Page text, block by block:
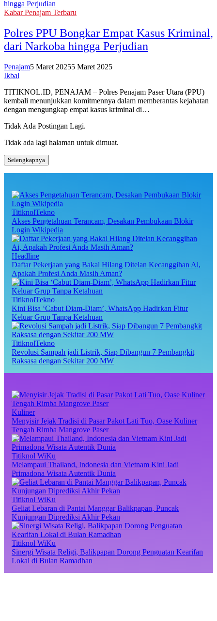
Kabar Penajam Terbaru
Polres PPU Bongkar Empat Kasus Kriminal,
dari Narkoba hingga Perjudian
Penajam5 Maret 20255 Maret 2025
Ikbal
TITIKNOL.ID, PENAJAM – Polres Penajam Paser Utara (PPU)
kembali menunjukkan komitmennya dalam memberantas kejahatan
dengan mengungkap empat kasus kriminal di…
Tidak Ada Postingan Lagi.
Tidak ada lagi halaman untuk dimuat.
Selengkapnya
TitiknolTekno
Akses Pengetahuan Terancam, Desakan Pembukaan Blokir
Login Wikipedia
Headline
Daftar Pekerjaan yang Bakal Hilang Ditelan Kecanggihan Ai,
Apakah Profesi Anda Masih Aman?
TitiknolTekno
Kini Bisa ‘Cabut Diam-Diam’, WhatsApp Hadirkan Fitur
Keluar Grup Tanpa Ketahuan
TitiknolTekno
Revolusi Sampah jadi Listrik, Siap Dibangun 7 Pembangkit
Raksasa dengan Sekitar 200 MW
Kuliner
Menyisir Jejak Tradisi di Pasar Pakot Lati Tuo, Oase Kuliner
Tengah Rimba Mangrove Paser
Titiknol WiKu
Melampaui Thailand, Indonesia dan Vietnam Kini Jadi
Primadona Wisata Autentik Dunia
Titiknol WiKu
Geliat Lebaran di Pantai Manggar Balikpapan, Puncak
Kunjungan Diprediksi Akhir Pekan
Titiknol WiKu
Sinergi Wisata Religi, Balikpapan Dorong Penguatan Kearifan
Lokal di Bulan Ramadhan